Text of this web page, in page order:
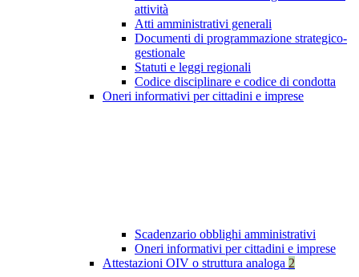
attività
Atti amministrativi generali
Documenti di programmazione strategico-
gestionale
Statuti e leggi regionali
Codice disciplinare e codice di condotta
Oneri informativi per cittadini e imprese
Scadenzario obblighi amministrativi
Oneri informativi per cittadini e imprese
Attestazioni OIV o struttura analoga 2